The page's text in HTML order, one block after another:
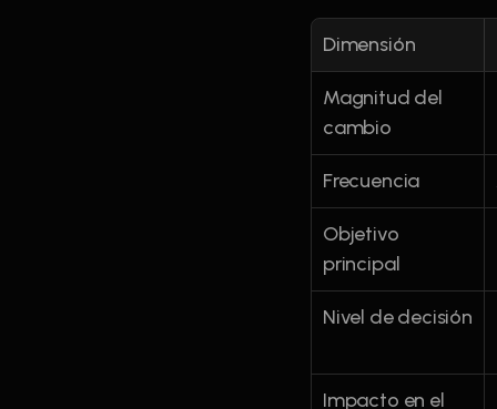
Dimensión
Magnitud del
cambio
Frecuencia
Objetivo
principal
Nivel de decisión
Impacto en el